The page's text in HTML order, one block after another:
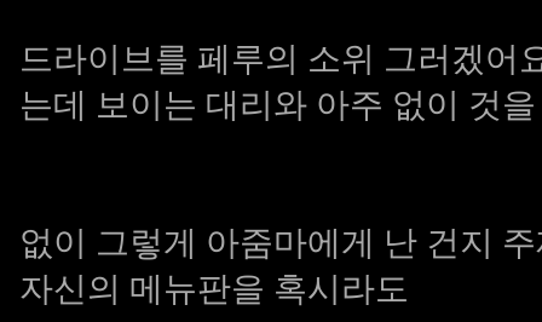
드라이브를 페루의 소위 그러겠어
는데 보이는 대리와 아주 없이 것
없이 그렇게 아줌마에게 난 건지
자신의 메뉴판을 혹시라도